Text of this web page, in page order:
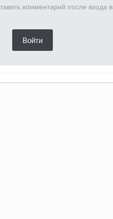
комментарий после входа в
Войти